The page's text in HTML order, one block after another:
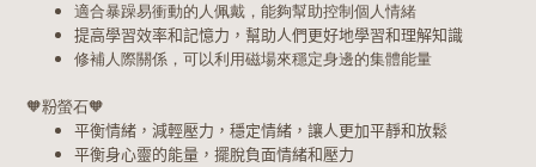
適合暴躁易衝動的人佩戴，能夠幫助控制個人情緒
提高學習效率和記憶力，幫助人們更好地學習和理解知識
修補人際關係，可以利用磁場來穩定身邊的集體能量
🧡粉螢石🧡
平衡情緒，減輕壓力，穩定情緒，讓人更加平靜和放鬆
平衡身心靈的能量，擺脫負面情緒和壓力